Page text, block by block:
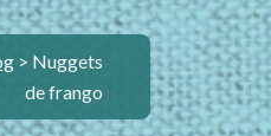
> Nuggets
de frango